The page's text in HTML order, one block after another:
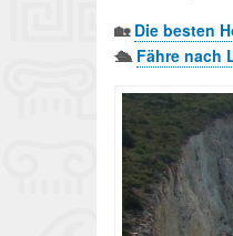
🏡 Die besten
🛳️ Fähre nach